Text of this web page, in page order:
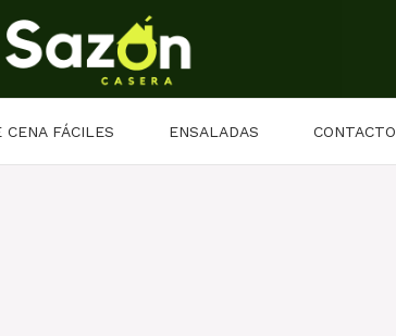
CENA FÁCILES ENSALADAS CONTACTO